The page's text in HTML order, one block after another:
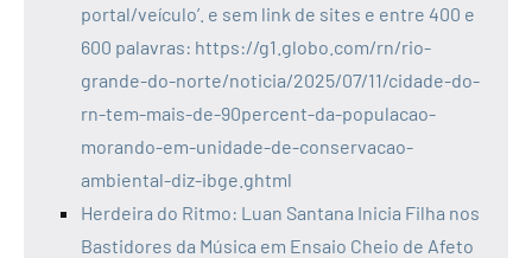
portal/veículo’. e sem link de sites e entre 400 e
600 palavras: https://g1.globo.com/rn/rio-
grande-do-norte/noticia/2025/07/11/cidade-do-
rn-tem-mais-de-90percent-da-populacao-
morando-em-unidade-de-conservacao-
ambiental-diz-ibge.ghtml
Herdeira do Ritmo: Luan Santana Inicia Filha nos
Bastidores da Música em Ensaio Cheio de Afeto